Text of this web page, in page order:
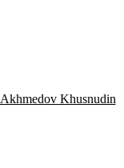
Akhmedov Khusnudin